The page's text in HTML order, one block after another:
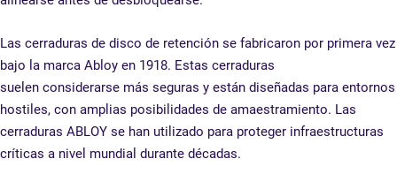
Las cerraduras de disco de retención se fabricaron por primera vez
bajo la marca Abloy en 1918. Estas cerraduras
suelen considerarse más seguras y están diseñadas para entornos
hostiles, con amplias posibilidades de amaestramiento. Las
cerraduras ABLOY se han utilizado para proteger infraestructuras
críticas a nivel mundial durante décadas.